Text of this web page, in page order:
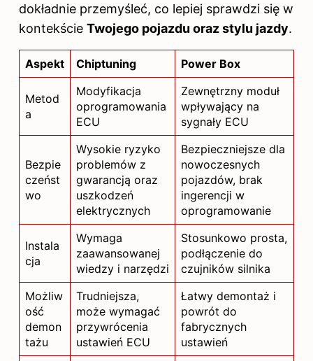
dokładnie przemyśleć, co lepiej sprawdzi się w
kontekście Twojego pojazdu oraz stylu jazdy.
Aspekt Chiptuning Power Box
Metod
a
Modyfikacja
oprogramowania
ECU
Zewnętrzny moduł
wpływający na
sygnały ECU
Bezpie
czeńst
wo
Wysokie ryzyko
problemów z
gwarancją oraz
uszkodzeń
elektrycznych
Bezpieczniejsze dla
nowoczesnych
pojazdów, brak
ingerencji w
oprogramowanie
Instala
cja
Wymaga
zaawansowanej
wiedzy i narzędzi
Stosunkowo prosta,
podłączenie do
czujników silnika
Możliw
ość
demon
tażu
Trudniejsza,
może wymagać
przywrócenia
ustawień ECU
Łatwy demontaż i
powrót do
fabrycznych
ustawień